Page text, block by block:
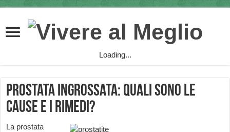
Loading...
Prostata ingrossata: quali sono le
cause e i rimedi?
La prostata